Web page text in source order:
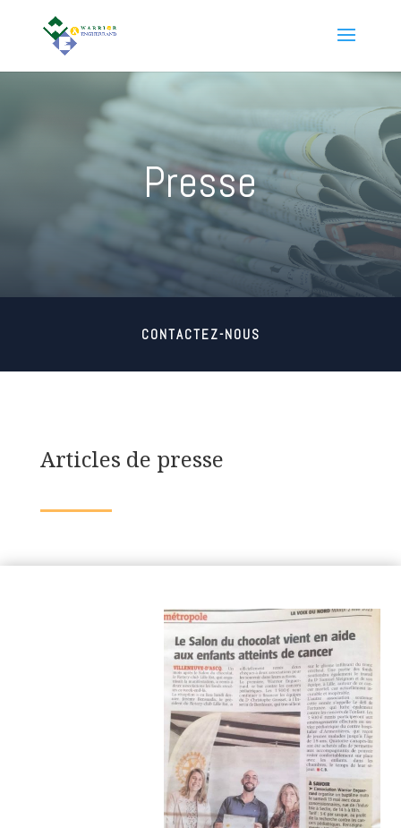
Presse
CONTACTEZ-NOUS
Articles de presse